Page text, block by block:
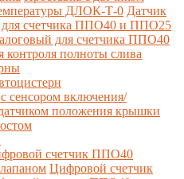
ДЛОК-Т-0 Датчик
счетчика ППО40 и ППО25
для счетчика ППО40
полноты слива
сенсором включения/
положения крышки
счетчик ППО40
Цифровой счетчик